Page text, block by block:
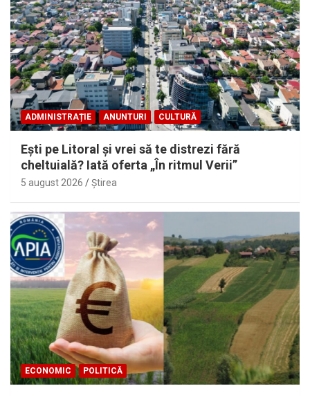
ADMINISTRAȚIE ANUNTURI CULTURĂ
Eşti pe Litoral şi vrei să te distrezi fără
cheltuială? Iată oferta „În ritmul Verii”
5 august 2026 Ştirea
ECONOMIC POLITICĂ